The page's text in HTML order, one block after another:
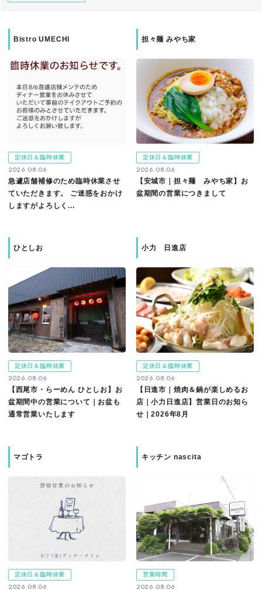
Bistro UMECHI
定休日＆臨時休業
2026.08.06
急遽店舗補修のため臨時休業させ
ていただきます。 ご迷惑をおかけ
しますがよろしく...
担々麺 みやち家
定休日＆臨時休業
2026.08.06
【安城市｜担々麺 みやち家】お
盆期間の営業につきまして
ひとしお
定休日＆臨時休業
2026.08.06
【西尾市・らーめん ひとしお】お
盆期間中の営業について｜お盆も
通常営業いたします
小力 日進店
定休日＆臨時休業
2026.08.06
【日進市｜焼肉＆鍋が楽しめるお
店｜小力日進店】営業日のお知ら
せ｜2026年8月
マゴトラ
定休日＆臨時休業
2026.08.06
キッチン nascita
営業時間
2026.08.06